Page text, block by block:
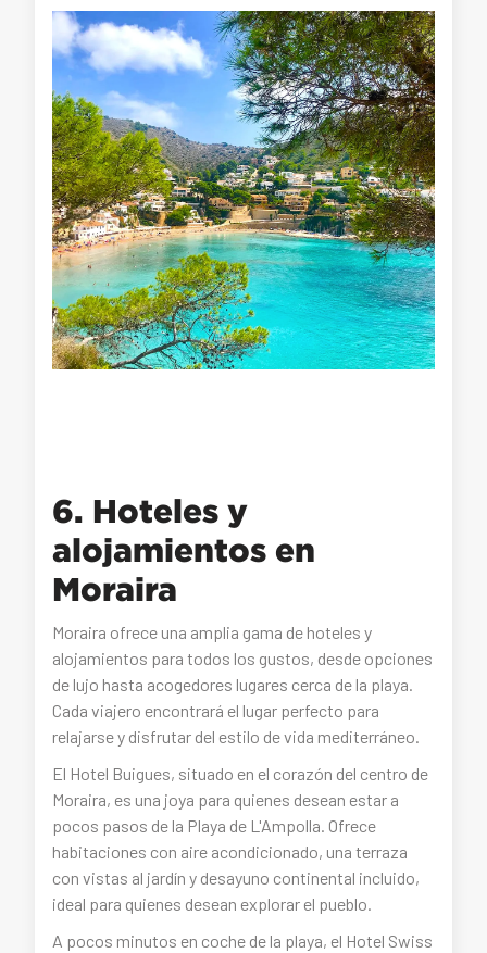
6. Hoteles y
alojamientos en
Moraira
Moraira ofrece una amplia gama de hoteles y
alojamientos para todos los gustos, desde opciones
de lujo hasta acogedores lugares cerca de la playa.
Cada viajero encontrará el lugar perfecto para
relajarse y disfrutar del estilo de vida mediterráneo.
El Hotel Buigues, situado en el corazón del centro de
Moraira, es una joya para quienes desean estar a
pocos pasos de la Playa de L'Ampolla. Ofrece
habitaciones con aire acondicionado, una terraza
con vistas al jardín y desayuno continental incluido,
ideal para quienes desean explorar el pueblo.
A pocos minutos en coche de la playa, el Hotel Swiss